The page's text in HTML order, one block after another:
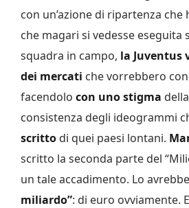
con un’azione di ripartenza che
che magari si vedesse eseguita
squadra in campo, la Juventus
dei mercati che vorrebbero
facendolo con uno stigma
consistenza degli ideogrammi
scritto di quei paesi lontani.
scritto la seconda parte del
un tale accadimento. Lo
miliardo”: di euro ovviamente.